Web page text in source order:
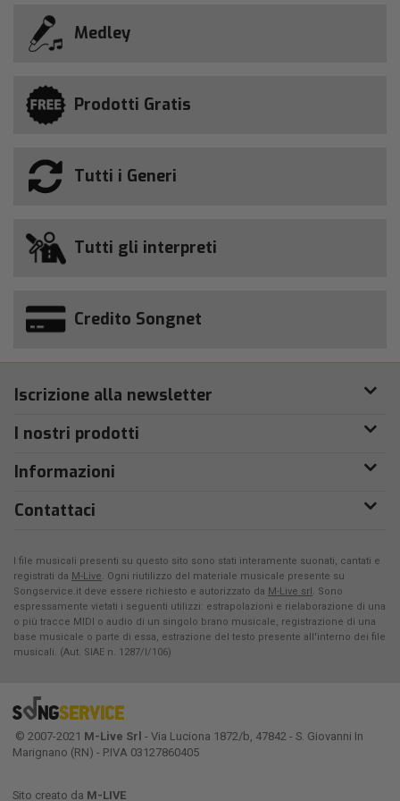
Medley
Prodotti Gratis
Tutti i Generi
Tutti gli interpreti
Credito Songnet
Iscrizione alla newsletter
I nostri prodotti
Informazioni
Contattaci
I file musicali presenti su questo sito sono stati interamente suonati, cantati e
registrati da M-Live. Ogni riutilizzo del materiale musicale presente su
Songservice.it deve essere richiesto e autorizzato da M-Live srl. Sono
espressamente vietati i seguenti utilizzi: estrapolazioni e rielaborazione di una
o più tracce MIDI o audio di un singolo brano musicale, registrazione di una
base musicale o parte di essa, estrazione del testo presente all'interno dei file
musicali. (Aut. SIAE n. 1287/I/106)
© 2007-2021 M-Live Srl - Via Luciona 1872/b, 47842 - S. Giovanni In
Marignano (RN) - P.IVA 03127860405
Sito creato da M-LIVE